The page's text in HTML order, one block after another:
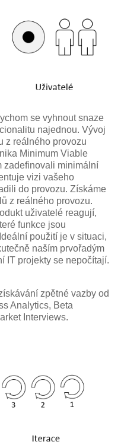
se vyhnout snaze
najednou. Vývoj
z reálného provozu
Minimum Viable
zadefinovali minimální
vizi vašeho
do provozu. Získáme
z reálného provozu.
uživatelé reagují,
funkce jsou
použití je v situaci,
naším prvořadým
IT projekty se nepočítají.
zpětné vazby od
Analytics, Beta
Interviews.